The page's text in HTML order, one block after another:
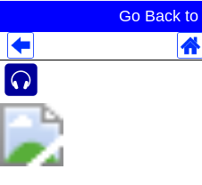
Go Back
Despliegues Analytics
Despliegues Totales
Despliegues por